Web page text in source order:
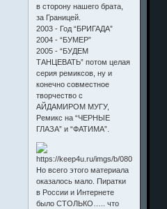
в сторону нашего брата,
за Границей.
2003 - Год “БРИГАДА”
2004 - “БУМЕР”
2005 - “БУДЕМ
ТАНЦЕВАТЬ” потом целая
серия ремиксов, ну и
конечно совместное
творчество с
АЙДАМИРОМ МУГУ,
Ремикс на “ЧЕРНЫЕ
ГЛАЗА” и “ФАТИМА”.
Но всего этого материала
оказалось мало. Пиратки
в России и Интернете
было СТОЛЬКО….. что